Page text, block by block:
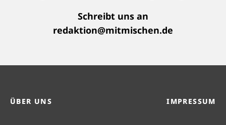
Schreibt uns an
redaktion@mitmischen.de
ÜBER UNS IMPRESSUM